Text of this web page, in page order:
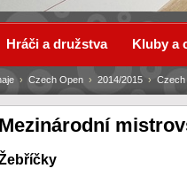
Mezinárodní
› Czech Open › 2014/2015 › Czech
Hráči a družstva Kluby a